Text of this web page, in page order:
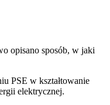
opisano sposób, w jaki
PSE w kształtowanie
elektrycznej.